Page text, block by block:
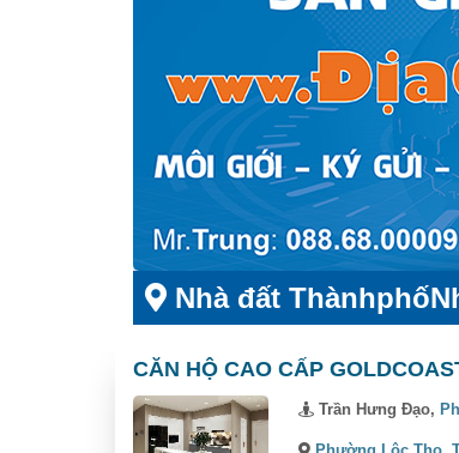
Nhà đất
CĂN HỘ CAO CẤP
Trần Hưng Đạo,